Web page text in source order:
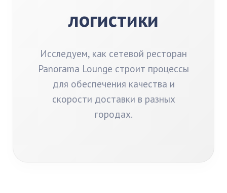
логистики
Исследуем, как сетевой ресторан
Panorama Lounge строит процессы
для обеспечения качества и
скорости доставки в разных
городах.